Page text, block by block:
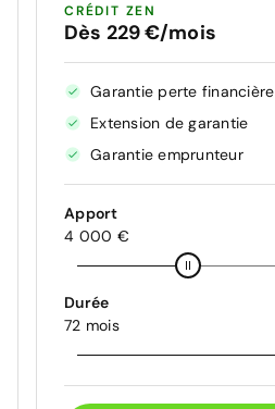
CRÉDIT ZEN
Dès 229 €/mois
Garantie perte financière
Extension de garantie
Garantie emprunteur
Apport
4 000 €
Durée
72 mois